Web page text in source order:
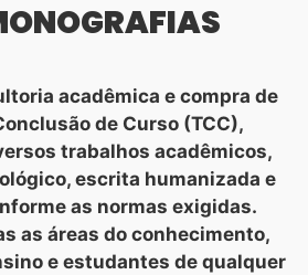
acadêmica e compra de
de Curso (TCC),
trabalhos acadêmicos,
escrita humanizada e
as normas exigidas.
as áreas do conhecimento,
e estudantes de qualquer